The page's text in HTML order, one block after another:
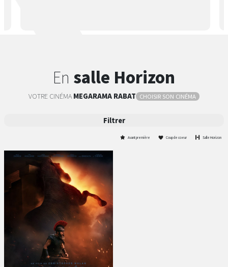
En salle Horizon
VOTRE CINÉMA MEGARAMA RABAT CHOISIR SON CINÉMA
Filtrer
Avant première Coup de coeur Salle Horizon